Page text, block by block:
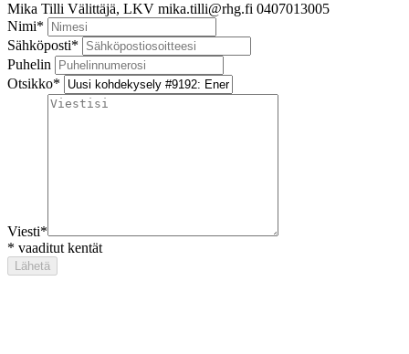
Mika Tilli Välittäjä, LKV mika.tilli@rhg.fi 0407013005
Nimi*
Sähköposti*
Puhelin
Otsikko*
Viesti*
* vaaditut kentät